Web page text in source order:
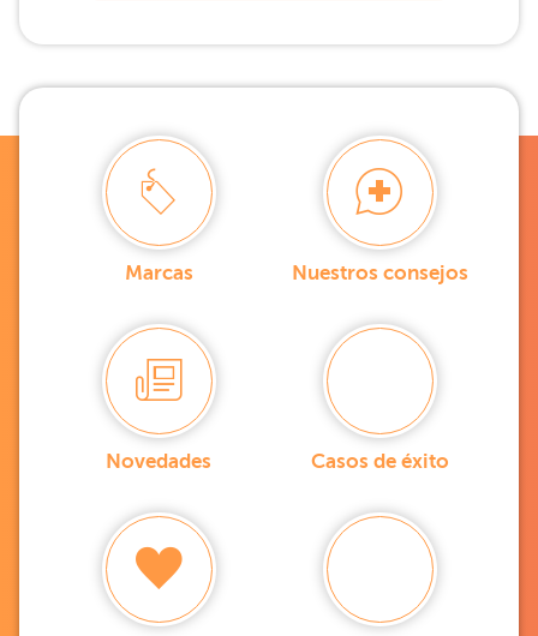
Marcas Nuestros consejos
Novedades Casos de éxito